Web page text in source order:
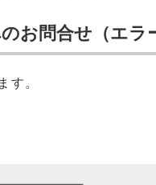
お問合せ（エラ
す。